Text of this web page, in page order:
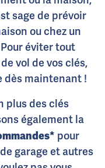
sage de prévoir
ou chez un
éviter tout
vol de vos clés,
dès maintenant !
plus des clés
également la
pour
garage et autres